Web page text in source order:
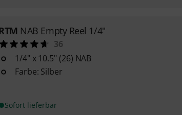
NAB Empty Reel 1/4"
36
1/4" x 10.5" (26) NAB
Farbe: Silber
Sofort lieferbar